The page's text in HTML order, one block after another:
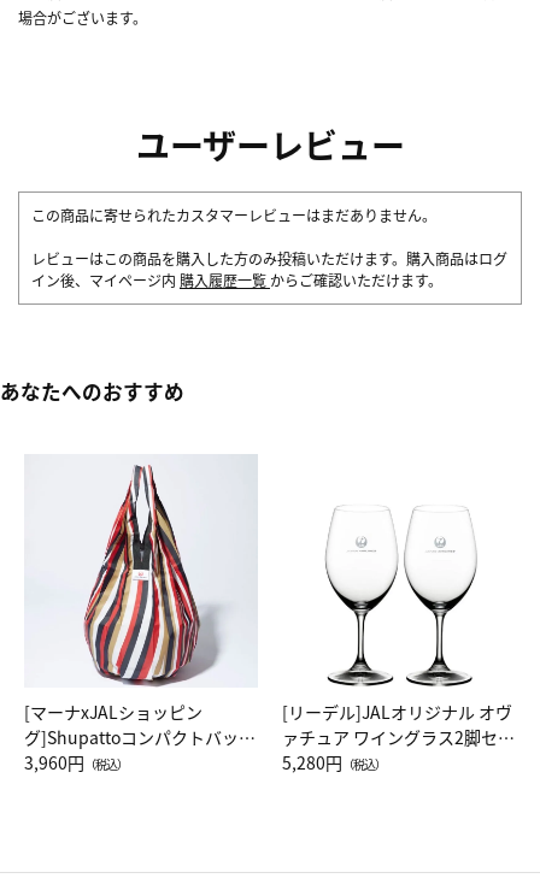
場合がございます。
ユーザーレビュー
この商品に寄せられたカスタマーレビューはまだありません。
レビューはこの商品を購入した方のみ投稿いただけます。購入商品はログ
イン後、マイページ内 購入履歴一覧 からご確認いただけます。
あなたへのおすすめ
[マーナxJALショッピン
グ]Shupattoコンパクトバッグ
Drop JAL客室乗務員（LC）ス
3,960円 （税込）
[リーデル]JALオリジナル オヴ
ァチュア ワイングラス2脚セッ
ト（レッドワイン）
5,280円 （税込）